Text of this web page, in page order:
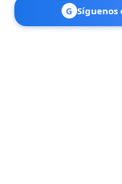
G Síguenos